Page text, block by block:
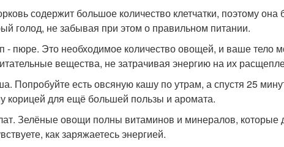
содержит большое количество клетчатки, поэтому
голод, не забывая при этом о правильном питании.
- пюре. Это необходимое количество овощей, и ваше тело
вещества, не затрачивая энергию на их
Попробуйте есть овсяную кашу по утрам, а спустя 25
корицей для ещё большей пользы и аромата.
Зелёные овощи полны витаминов и минералов, которые
как заряжаетесь энергией.